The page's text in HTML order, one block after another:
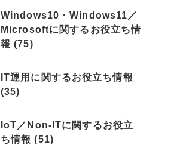
Windows10・Windows11／
Microsoftに関するお役立ち情
報 (75)
IT運用に関するお役立ち情報
(35)
IoT／Non-ITに関するお役立
ち情報 (51)